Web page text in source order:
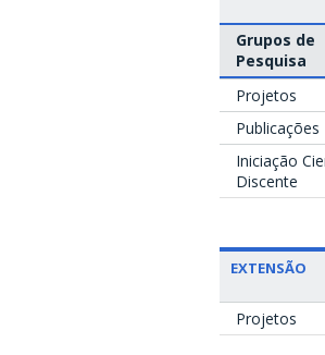
Grupos de
Pesquisa
Projetos
Publicações
Iniciação
Discente
EXTENSÃO
Projetos